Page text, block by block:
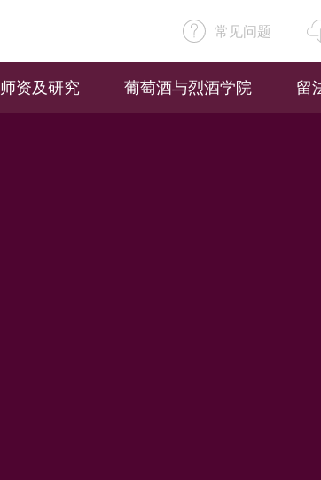
常见问题
师资及研究 葡萄酒与烈酒学院 留